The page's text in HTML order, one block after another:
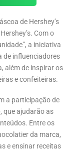
de Hershey’s
Com o
a iniciativa
de influenciadores
além de inspirar os
e confeiteiras.
a participação de
que ajudarão as
Entre os
da marca,
e ensinar receitas